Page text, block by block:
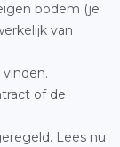
bodem (je
van
of de
Lees nu